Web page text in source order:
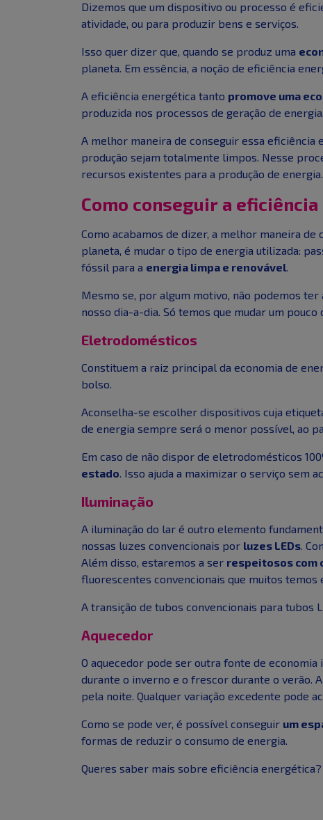
Dizemos que um dispositivo ou processo é
atividade, ou para produzir bens e serviços.
Isso quer dizer que, quando se produz uma
planeta. Em essência, a noção de eficiência
A eficiência energética tanto promove uma
produzida nos processos de geração de energia.
A melhor maneira de conseguir essa eficiência
produção sejam totalmente limpos. Nesse
recursos existentes para a produção de energia.
Como conseguir a
Como acabamos de dizer, a melhor maneira
planeta, é mudar o tipo de energia utilizada:
fóssil para a energia limpa e renovável
Mesmo se, por algum motivo, não podemos ter
nosso dia-a-dia. Só temos que mudar um
Eletrodomésticos
Constituem a raiz principal da economia de
bolso.
Aconselha-se escolher dispositivos cuja
de energia sempre será o menor possível, ao
Em caso de não dispor de eletrodomésticos
estado . Isso ajuda a maximizar o serviço sem
Iluminação
A iluminação do lar é outro elemento
nossas luzes convencionais por luzes LEDs .
Além disso, estaremos a ser respeitosos com
fluorescentes convencionais que muitos temos
A transição de tubos convencionais para tubos
Aquecedor
O aquecedor pode ser outra fonte de
durante o inverno e o frescor durante o verão.
pela noite. Qualquer variação excedente pode
Como se pode ver, é possível conseguir um
formas de reduzir o consumo de energia.
Queres saber mais sobre eficiência energética?